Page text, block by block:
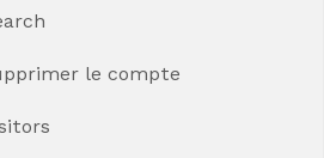
le compte